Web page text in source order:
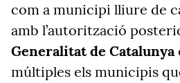
com a municipi lliure de
amb l’autorització
Generalitat de Catalunya
múltiples els municipis